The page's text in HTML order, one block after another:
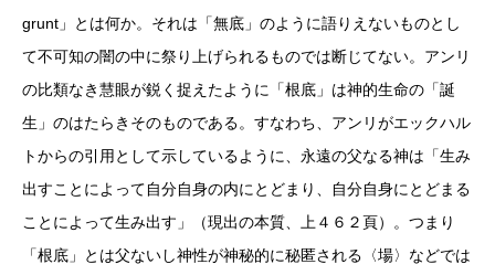
grunt」とは何か。それは「無底」のように語りえないものとし
て不可知の闇の中に祭り上げられるものでは断じてない。アンリ
の比類なき慧眼が鋭く捉えたように「根底」は神的生命の「誕
生」のはたらきそのものである。すなわち、アンリがエックハル
トからの引用として示しているように、永遠の父なる神は「生み
出すことによって自分自身の内にとどまり、自分自身にとどまる
ことによって生み出す」（現出の本質、上４６２頁）。つまり
「根底」とは父ないし神性が神秘的に秘匿される〈場〉などでは